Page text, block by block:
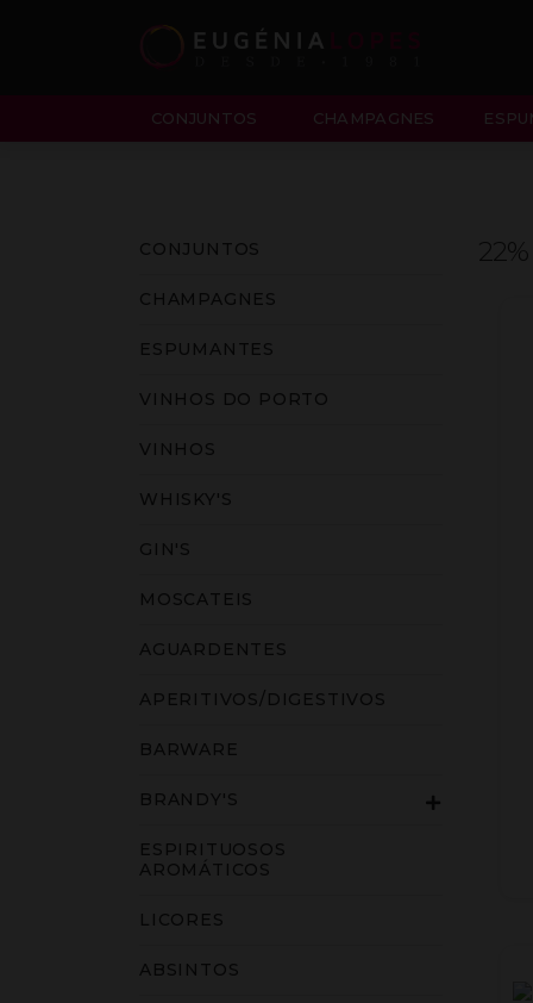
CONJUNTOS CHAMPAGNES
CONJUNTOS
CHAMPAGNES
ESPUMANTES
VINHOS DO PORTO
VINHOS
WHISKY'S
GIN'S
MOSCATEIS
AGUARDENTES
APERITIVOS/DIGESTIVOS
BARWARE
BRANDY'S
ESPIRITUOSOS
AROMÁTICOS
LICORES
ABSINTOS
22%